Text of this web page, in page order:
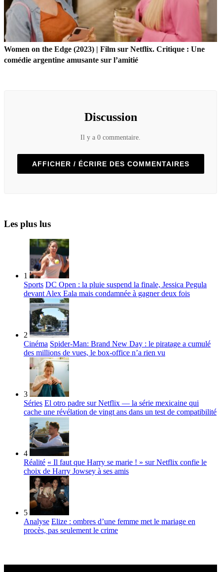
Women on the Edge (2023) | Film sur Netflix. Critique : Une
comédie argentine amusante sur l’amitié
Discussion
Il y a 0 commentaire.
AFFICHER / ÉCRIRE DES COMMENTAIRES
Les plus lus
1
Sports DC Open : la pluie suspend la finale, Jessica Pegula
devant Alex Eala mais condamnée à gagner deux fois
2
Cinéma Spider-Man: Brand New Day : le piratage a cumulé
des millions de vues, le box-office n’a rien vu
3
Séries El otro padre sur Netflix — la série mexicaine qui
cache une révélation de vingt ans dans un test de compatibilité
4
Réalité « Il faut que Harry se marie ! » sur Netflix confie le
choix de Harry Jowsey à ses amis
5
Analyse Elize : ombres d’une femme met le mariage en
procès, pas seulement le crime